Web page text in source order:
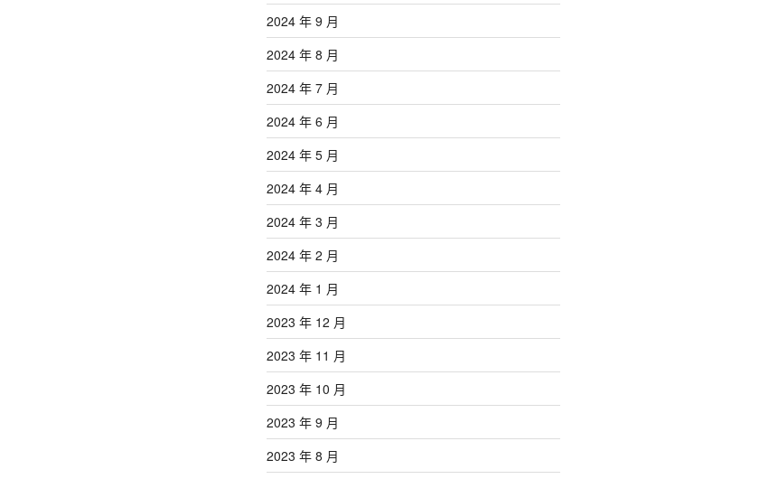
2024 年 9 月
2024 年 8 月
2024 年 7 月
2024 年 6 月
2024 年 5 月
2024 年 4 月
2024 年 3 月
2024 年 2 月
2024 年 1 月
2023 年 12 月
2023 年 11 月
2023 年 10 月
2023 年 9 月
2023 年 8 月